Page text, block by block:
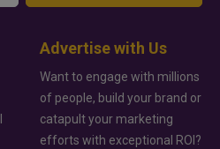
Advertise with Us
Want to engage with millions
of people, build your brand or
catapult your marketing
efforts with exceptional ROI?